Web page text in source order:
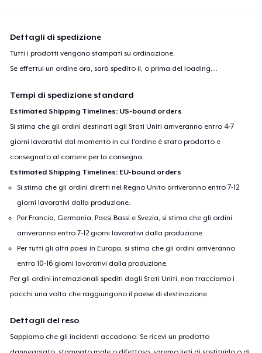
Dettagli di spedizione
Tutti i prodotti vengono stampati su ordinazione.
Se effettui un ordine ora, sarà spedito il, o prima delloading....
Tempi di spedizione standard
Estimated Shipping Timelines: US-bound orders
Si stima che gli ordini destinati agli Stati Uniti arriveranno entro 4-7
giorni lavorativi dal momento in cui l'ordine è stato prodotto e
consegnato al corriere per la consegna.
Estimated Shipping Timelines: EU-bound orders
Si stima che gli ordini diretti nel Regno Unito arriveranno entro 7-12
giorni lavorativi dalla produzione.
Per Francia, Germania, Paesi Bassi e Svezia, si stima che gli ordini
arriveranno entro 7-12 giorni lavorativi dalla produzione.
Per tutti gli altri paesi in Europa, si stima che gli ordini arriveranno
entro 10-16 giorni lavorativi dalla produzione.
Per gli ordini internazionali spediti dagli Stati Uniti, non tracciamo i
pacchi una volta che raggiungono il paese di destinazione.
Dettagli del reso
Sappiamo che gli incidenti accadono. Se ricevi un prodotto